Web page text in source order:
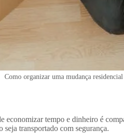
Como organizar uma mudança residencial
economizar tempo e dinheiro é
transportado com segurança.